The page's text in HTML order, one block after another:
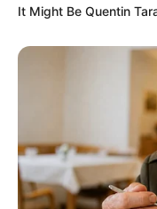
It Might Be Quentin